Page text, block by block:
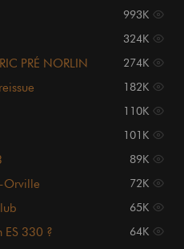
993K
324K
PRÉ NORLIN 274K
182K
110K
101K
89K
Orville 72K
65K
ES 330 ? 64K